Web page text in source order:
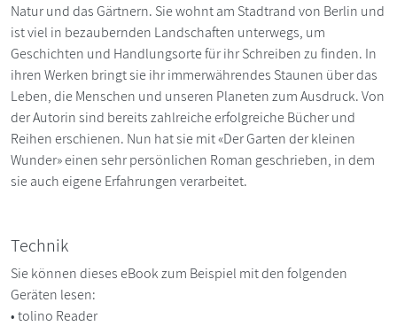
Natur und das Gärtnern. Sie wohnt am Stadtrand von Berlin und
ist viel in bezaubernden Landschaften unterwegs, um
Geschichten und Handlungsorte für ihr Schreiben zu finden. In
ihren Werken bringt sie ihr immerwährendes Staunen über das
Leben, die Menschen und unseren Planeten zum Ausdruck. Von
der Autorin sind bereits zahlreiche erfolgreiche Bücher und
Reihen erschienen. Nun hat sie mit «Der Garten der kleinen
Wunder» einen sehr persönlichen Roman geschrieben, in dem
sie auch eigene Erfahrungen verarbeitet.
Technik
Sie können dieses eBook zum Beispiel mit den folgenden
Geräten lesen:
• tolino Reader